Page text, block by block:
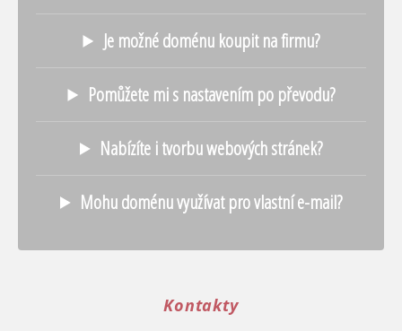
Je možné doménu koupit na firmu?
Pomůžete mi s nastavením po převodu?
Nabízíte i tvorbu webových stránek?
Mohu doménu využívat pro vlastní e-mail?
Kontakty